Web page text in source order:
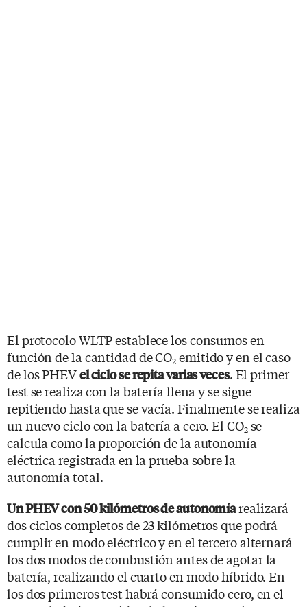
El protocolo WLTP establece los consumos en
función de la cantidad de CO2 emitido y en el caso
de los PHEVel ciclo se repita varias veces. El primer
test se realiza con la batería llena y se sigue
repitiendo hasta que se vacía. Finalmente se realiza
un nuevo ciclo con la batería a cero. El CO2se
calcula como la proporción de la autonomía
eléctrica registrada en la prueba sobre la
autonomía total.
Un PHEV con 50 kilómetros de autonomíarealizará
dos ciclos completos de 23 kilómetros que podrá
cumplir en modo eléctrico y en el tercero alternará
los dos modos de combustión antes de agotar la
batería, realizando el cuarto en modo híbrido. En
los dos primeros test habrá consumido cero, en el